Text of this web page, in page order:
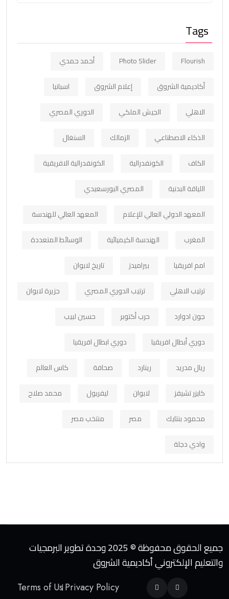
Tags
Flourish
Photo Slider
أحمد حمدي
أكاديمية الشروق
إعلام الشروق
اسبانيا
الاهلي
الجيش الملكي
الدوري المصري
الذكاء الاصطناعي
الزمالك
السنغال
الكاف
الكونفدرالية
الكونفدرالية الافريقية
اللياقة البدنية
المصري البورسعيدي
المعهد الدولي العالي للإعلام
المعهد العالي للهندسة
المغرب
الهندسة الكيميائية
الوسائط المتعددة
امم افريقيا
بيراميدز
تاريخ لابوان
ترتيب الاهلي
ترتيب الدوري المصري
جزيرة لابوان
جون ادوارد
حرب أكتوبر
حسين لبيب
دوري أبطال افريقيا
دوري ابطال افريقيا
ريال مدريد
رينارد صحافة
كاس العالم
كايزر تشيفز
لابوان ليفربول
محمد صلاح
محمود بنتايك
مصر
منتخب مصر
وادي دجلة
جميع الحقوق محفوظة © 2025 وحدة تطوير البرمجيات
والتعليم الإلكتروني أكاديمية الشروق
Terms of UsPrivacy Policy